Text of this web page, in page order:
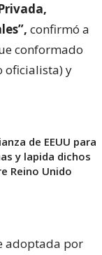
confirmó a
conformado
oficialista) y
de EEUU para
y lapida dichos
Reino Unido
adoptada por